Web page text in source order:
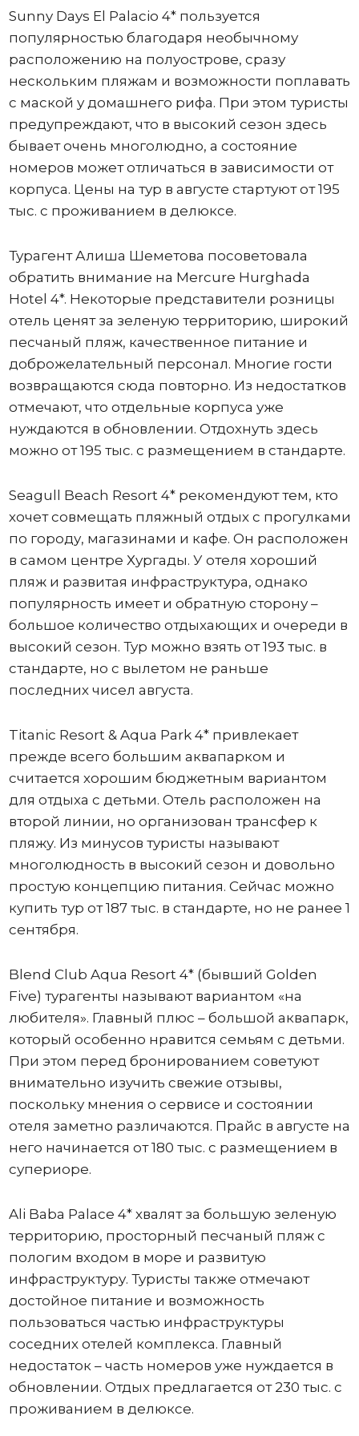
Sunny Days El Palacio 4* пользуется
популярностью благодаря необычному
расположению на полуострове, сразу
нескольким пляжам и возможности поплавать
с маской у домашнего рифа. При этом туристы
предупреждают, что в высокий сезон здесь
бывает очень многолюдно, а состояние
номеров может отличаться в зависимости от
корпуса. Цены на тур в августе стартуют от 195
тыс. с проживанием в делюксе.
Турагент Алиша Шеметова посоветовала
обратить внимание на Mercure Hurghada
Hotel 4*. Некоторые представители розницы
отель ценят за зеленую территорию, широкий
песчаный пляж, качественное питание и
доброжелательный персонал. Многие гости
возвращаются сюда повторно. Из недостатков
отмечают, что отдельные корпуса уже
нуждаются в обновлении. Отдохнуть здесь
можно от 195 тыс. с размещением в стандарте.
Seagull Beach Resort 4* рекомендуют тем, кто
хочет совмещать пляжный отдых с прогулками
по городу, магазинами и кафе. Он расположен
в самом центре Хургады. У отеля хороший
пляж и развитая инфраструктура, однако
популярность имеет и обратную сторону –
большое количество отдыхающих и очереди в
высокий сезон. Тур можно взять от 193 тыс. в
стандарте, но с вылетом не раньше
последних чисел августа.
Titanic Resort & Aqua Park 4* привлекает
прежде всего большим аквапарком и
считается хорошим бюджетным вариантом
для отдыха с детьми. Отель расположен на
второй линии, но организован трансфер к
пляжу. Из минусов туристы называют
многолюдность в высокий сезон и довольно
простую концепцию питания. Сейчас можно
купить тур от 187 тыс. в стандарте, но не ранее 1
сентября.
Blend Club Aqua Resort 4* (бывший Golden
Five) турагенты называют вариантом «на
любителя». Главный плюс – большой аквапарк,
который особенно нравится семьям с детьми.
При этом перед бронированием советуют
внимательно изучить свежие отзывы,
поскольку мнения о сервисе и состоянии
отеля заметно различаются. Прайс в августе на
него начинается от 180 тыс. с размещением в
супериоре.
Ali Baba Palace 4* хвалят за большую зеленую
территорию, просторный песчаный пляж с
пологим входом в море и развитую
инфраструктуру. Туристы также отмечают
достойное питание и возможность
пользоваться частью инфраструктуры
соседних отелей комплекса. Главный
недостаток – часть номеров уже нуждается в
обновлении. Отдых предлагается от 230 тыс. с
проживанием в делюксе.